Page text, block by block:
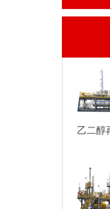
乙二醇